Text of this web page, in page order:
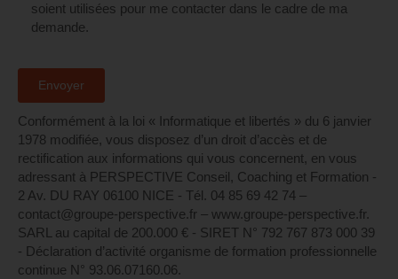
soient utilisées pour me contacter dans le cadre de ma
demande.
Conformément à la loi « Informatique et libertés » du 6 janvier
1978 modifiée, vous disposez d’un droit d’accès et de
rectification aux informations qui vous concernent, en vous
adressant à PERSPECTIVE Conseil, Coaching et Formation -
2 Av. DU RAY 06100 NICE - Tél. 04 85 69 42 74⁩ –
contact@groupe-perspective.fr – www.groupe-perspective.fr.
SARL au capital de 200.000 € - SIRET N° 792 767 873 000 39
- Déclaration d’activité organisme de formation professionnelle
continue N° 93.06.07160.06.